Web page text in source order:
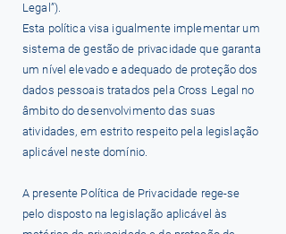
Legal”).
Esta política visa igualmente implementar um
sistema de gestão de privacidade que garanta
um nível elevado e adequado de proteção dos
dados pessoais tratados pela Cross Legal no
âmbito do desenvolvimento das suas
atividades, em estrito respeito pela legislação
aplicável neste domínio.
A presente Política de Privacidade rege-se
pelo disposto na legislação aplicável às